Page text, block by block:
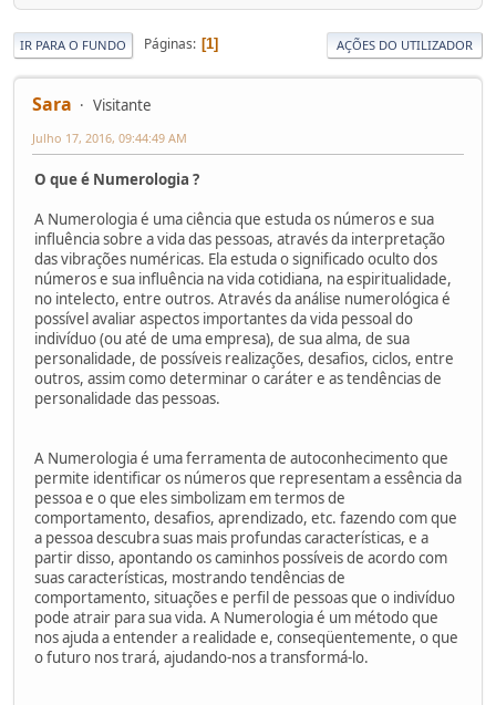
IR PARA O FUNDO Páginas 1 AÇÕES DO UTILIZADOR
Sara Visitante
Julho 17, 2016, 09:44:49 AM
O que é Numerologia ?
A Numerologia é uma ciência que estuda os números e sua
influência sobre a vida das pessoas, através da interpretação
das vibrações numéricas. Ela estuda o significado oculto dos
números e sua influência na vida cotidiana, na espiritualidade,
no intelecto, entre outros. Através da análise numerológica é
possível avaliar aspectos importantes da vida pessoal do
indivíduo (ou até de uma empresa), de sua alma, de sua
personalidade, de possíveis realizações, desafios, ciclos, entre
outros, assim como determinar o caráter e as tendências de
personalidade das pessoas.
A Numerologia é uma ferramenta de autoconhecimento que
permite identificar os números que representam a essência da
pessoa e o que eles simbolizam em termos de
comportamento, desafios, aprendizado, etc. fazendo com que
a pessoa descubra suas mais profundas características, e a
partir disso, apontando os caminhos possíveis de acordo com
suas características, mostrando tendências de
comportamento, situações e perfil de pessoas que o indivíduo
pode atrair para sua vida. A Numerologia é um método que
nos ajuda a entender a realidade e, conseqüentemente, o que
o futuro nos trará, ajudando-nos a transformá-lo.